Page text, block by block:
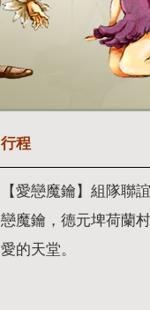
行程
【愛戀魔鑰】組隊聯
戀魔鑰，德元埤荷蘭
愛的天堂。